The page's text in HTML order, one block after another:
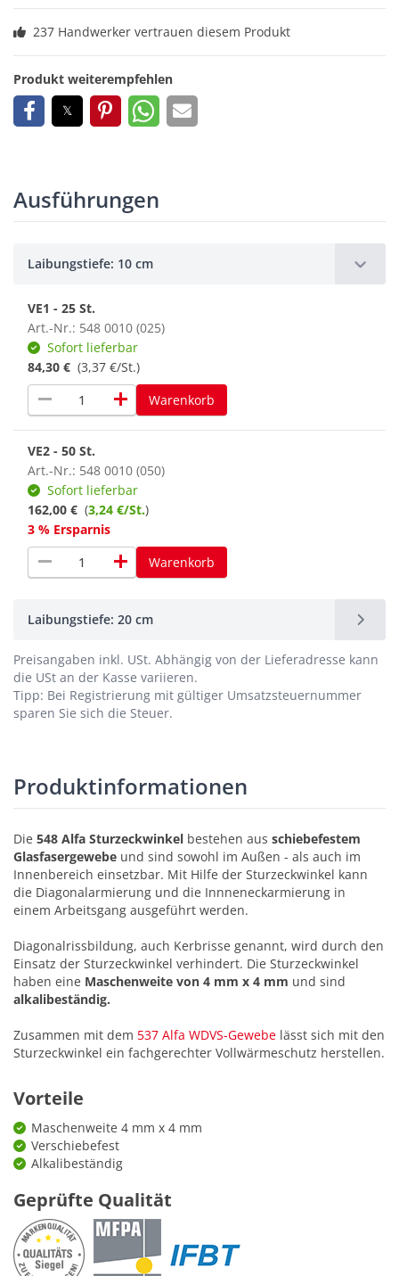
237 Handwerker vertrauen diesem Produkt
Produkt weiterempfehlen
Ausführungen
Laibungstiefe: 10 cm
VE1 - 25 St.
Art.-Nr.: 548 0010 (025)
Sofort lieferbar
84,30 € (3,37 €/St.)
remove add Warenkorb
VE2 - 50 St.
Art.-Nr.: 548 0010 (050)
Sofort lieferbar
162,00 € (3,24 €/St.)
3 % Ersparnis
remove add Warenkorb
Laibungstiefe: 20 cm
Preisangaben inkl. USt. Abhängig von der Lieferadresse kann
die USt an der Kasse variieren.
Tipp: Bei Registrierung mit gültiger Umsatzsteuernummer
sparen Sie sich die Steuer.
Produktinformationen
Die 548 Alfa Sturzeckwinkel bestehen aus schiebefestem
Glasfasergewebe und sind sowohl im Außen - als auch im
Innenbereich einsetzbar. Mit Hilfe der Sturzeckwinkel kann
die Diagonalarmierung und die Innneneckarmierung in
einem Arbeitsgang ausgeführt werden.
Diagonalrissbildung, auch Kerbrisse genannt, wird durch den
Einsatz der Sturzeckwinkel verhindert. Die Sturzeckwinkel
haben eine Maschenweite von 4 mm x 4 mm und sind
alkalibeständig.
Zusammen mit dem 537 Alfa WDVS-Gewebe lässt sich mit den
Sturzeckwinkel ein fachgerechter Vollwärmeschutz herstellen.
Vorteile
Maschenweite 4 mm x 4 mm
Verschiebefest
Alkalibeständig
Geprüfte Qualität